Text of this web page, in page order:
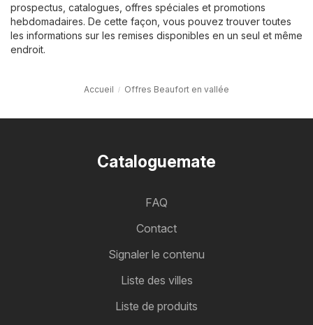
prospectus, catalogues, offres spéciales et promotions
hebdomadaires. De cette façon, vous pouvez trouver toutes
les informations sur les remises disponibles en un seul et même
endroit.
Accueil Offres Beaufort en vallée
Cataloguemate
FAQ
Contact
Signaler le contenu
Liste des villes
Liste de produits